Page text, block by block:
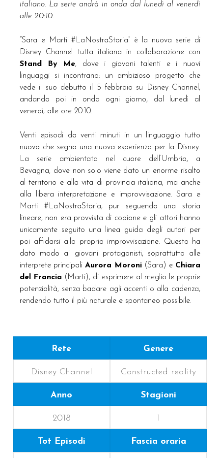
italiano. La serie andrà in onda dal lunedì al venerdì
alle 20:10.
“Sara e Marti #LaNostraStoria” è la nuova serie di
Disney Channel tutta italiana in collaborazione con
Stand By Me, dove i giovani talenti e i nuovi
linguaggi si incontrano: un ambizioso progetto che
vede il suo debutto il 5 febbraio su Disney Channel,
andando poi in onda ogni giorno, dal lunedì al
venerdì, alle ore 20.10.
Venti episodi da venti minuti in un linguaggio tutto
nuovo che segna una nuova esperienza per la Disney.
La serie ambientata nel cuore dell’Umbria, a
Bevagna, dove non solo viene dato un enorme risalto
al territorio e alla vita di provincia italiana, ma anche
alla libera interpretazione e improvvisazione. Sara e
Marti #LaNostraStoria, pur seguendo una storia
lineare, non era provvista di copione e gli attori hanno
unicamente seguito una linea guida degli autori per
poi affidarsi alla propria improvvisazione. Questo ha
dato modo ai giovani protagonisti, soprattutto alle
interprete principaliAurora Moroni(Sara) e Chiara
del Francia (Marti), di esprimere al meglio le proprie
potenzialità, senza badare agli accenti o alla cadenza,
rendendo tutto il più naturale e spontaneo possibile.
Rete
Disney Channel
Genere
Constructed reality
Anno
2018
Stagioni
1
Tot Episodi Fascia oraria